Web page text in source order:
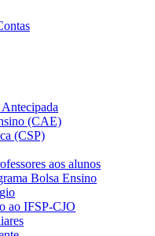
(CAE)
(CSP)
aos alunos
Bolsa Ensino
ao IFSP-CJO